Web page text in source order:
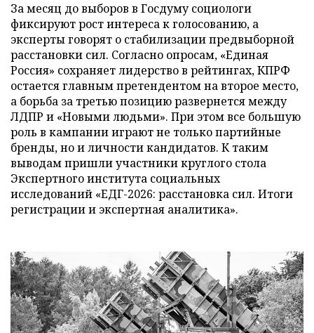
За месяц до выборов в Госдуму социологи
фиксируют рост интереса к голосованию, а
эксперты говорят о стабилизации предвыборной
расстановки сил. Согласно опросам, «Единая
Россия» сохраняет лидерство в рейтингах, КПРФ
остается главным претендентом на второе место,
а борьба за третью позицию развернется между
ЛДПР и «Новыми людьми». При этом все большую
роль в кампании играют не только партийные
бренды, но и личности кандидатов. К таким
выводам пришли участники круглого стола
Экспертного института социальных
исследований «ЕДГ-2026: расстановка сил. Итоги
регистрации и экспертная аналитика».